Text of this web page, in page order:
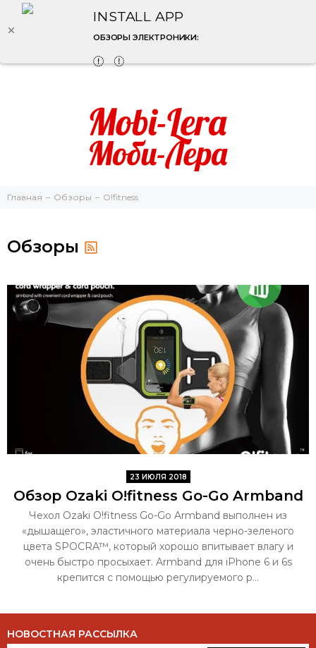
INSTALL APP
ОБЗОРЫ ЭЛЕКТРОНИКИ:
Главная Обзоры O!fitness
Обзоры
23 ИЮЛЯ 2018
Обзор Ozaki O!fitness Go-Go Armband
Чехол Ozaki O!fitness Go-Go Armband выполнен из
«дышащего», эластичного материала черно-зеленого
цвета SPOCRA™, который хорошо впитывает влагу и
очень быстро просыхает. Armband для iPhone 6 и 6s
крепится с помощью регулируемого р...
НОВОСТНАЯ РАССЫЛКА